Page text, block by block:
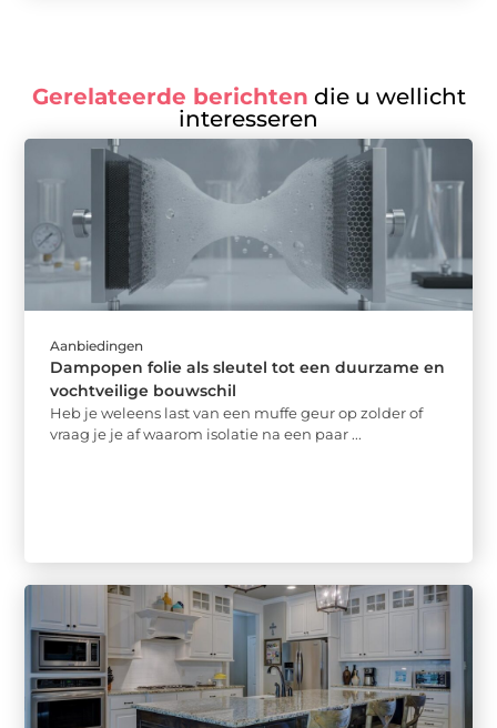
Gerelateerde berichten die u wellicht
interesseren
Aanbiedingen
Dampopen folie als sleutel tot een duurzame en
vochtveilige bouwschil
Heb je weleens last van een muffe geur op zolder of
vraag je je af waarom isolatie na een paar ...